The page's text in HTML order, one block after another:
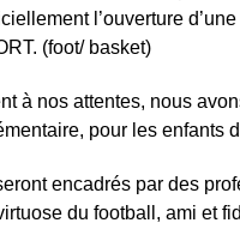
l’ouverture
(foot/ basket)
à nos attentes, nous
pour les enfants
encadrés par des
du football, ami et